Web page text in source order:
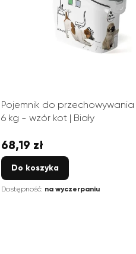
Pojemnik do przechowywania
6 kg - wzór kot | Biały
Cena
68,19 zł
Do koszyka
Dostępność: na wyczerpaniu